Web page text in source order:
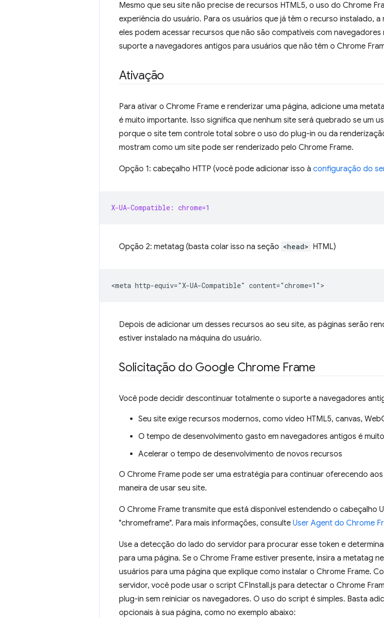
Mesmo que seu site não precise de recursos HTML5, o uso do Chrome
experiência do usuário. Para os usuários que já têm o recurso instalado,
eles podem acessar recursos que não são compatíveis com
suporte a navegadores antigos para usuários que não têm o Chrome
Ativação
Para ativar o Chrome Frame e renderizar uma página, adicione uma
é muito importante. Isso significa que nenhum site será quebrado se um
porque o site tem controle total sobre o uso do plug-in ou da
mostram como um site pode ser renderizado pelo Chrome Frame.
Opção 1: cabeçalho HTTP (você pode adicionar isso à configuração do
X-UA-Compatible: chrome=1
Opção 2: metatag (basta colar isso na seção <head> HTML)
Depois de adicionar um desses recursos ao seu site, as páginas serão
estiver instalado na máquina do usuário.
Solicitação do Google Chrome Frame
Você pode decidir descontinuar totalmente o suporte a navegadores
Seu site exige recursos modernos, como vídeo HTML5, canvas,
O tempo de desenvolvimento gasto em navegadores antigos é
Acelerar o tempo de desenvolvimento de novos recursos
O Chrome Frame pode ser uma estratégia para continuar oferecendo
maneira de usar seu site.
O Chrome Frame transmite que está disponível estendendo o cabeçalho
"chromeframe". Para mais informações, consulte User Agent do Chrome
Use a detecção do lado do servidor para procurar esse token e
para uma página. Se o Chrome Frame estiver presente, insira a metatag
usuários para uma página que explique como instalar o Chrome Frame.
servidor, você pode usar o script CFInstall.js para detectar o Chrome
plug-in sem reiniciar os navegadores. O uso do script é simples. Basta
opcionais à sua página, como no exemplo abaixo: